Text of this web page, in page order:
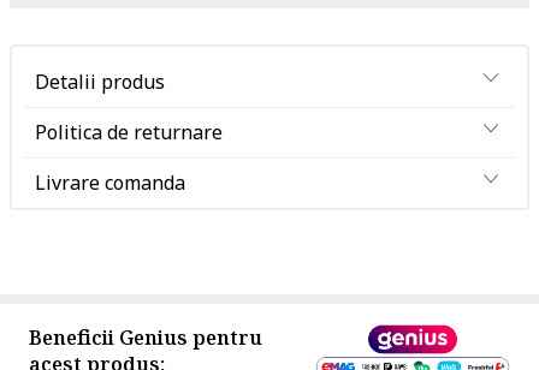
Detalii produs
Politica de returnare
Livrare comanda
Beneficii Genius pentru
acest produs: